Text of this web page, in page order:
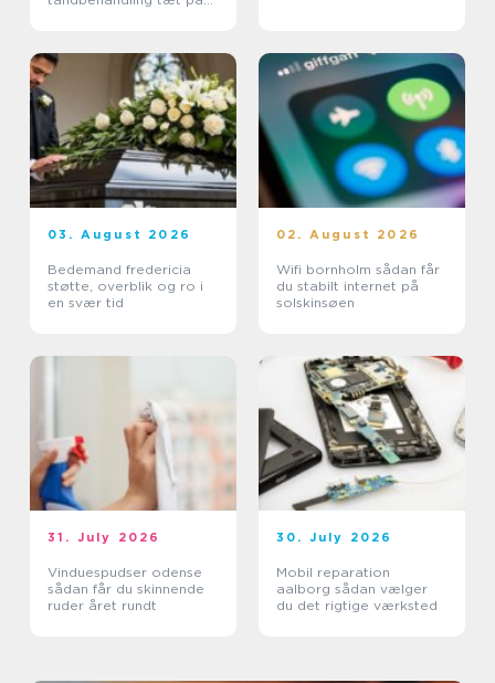
03. August 2026
Bedemand fredericia
støtte, overblik og ro i
en svær tid
02. August 2026
Wifi bornholm sådan får
du stabilt internet på
solskinsøen
31. July 2026
Vinduespudser odense
sådan får du skinnende
ruder året rundt
30. July 2026
Mobil reparation
aalborg sådan vælger
du det rigtige værksted